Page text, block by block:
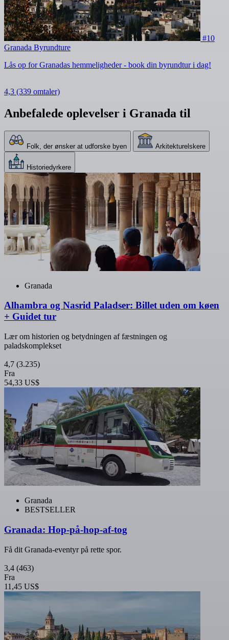
#10
Granada Byrundture
Lås op for Granadas hemmeligheder - book din byrundtur i dag!
4,3 (339 omtaler)
Anbefalede oplevelser i Granada til
Folk, der ønsker at udforske byen Arkitekturelskere
Historiedyrkere
Granada
Alhambra og Nasrid Paladser: Billet uden om køen
+ Guidet tur
Lær om historien og betydningen af fæstningen og
paladskomplekset
4,7 (3.235)
Fra
54,33 US$
Granada
BESTSELLER
Granada: Hop-på-hop-af-tog
Få dit Granada-eventyr på rette spor.
3,4 (463)
Fra
11,45 US$